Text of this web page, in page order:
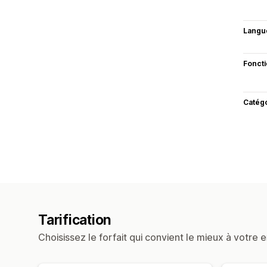
Tarification
Choisissez le forfait qui convient le mieux à votre